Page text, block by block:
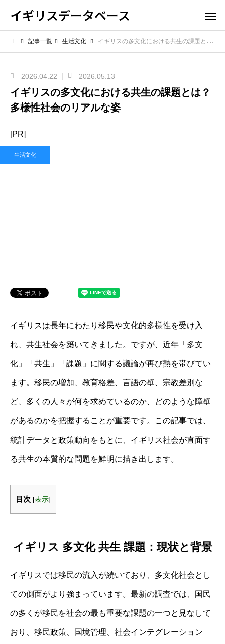
イギリスデータベース
記事一覧 生活文化 イギリスの多文化における共生の課題とは？多様性社会のリアルな姿
2026.04.22 2026.05.13
イギリスの多文化における共生の課題とは？
多様性社会のリアルな姿
[PR]
生活文化
イギリスは長年にわたり移民や文化的多様性を受け入
れ、共生社会を築いてきました。ですが、近年「多文
化」「共生」「課題」に関する議論が再び熱を帯びてい
ます。移民の増加、教育格差、言語の壁、宗教差別な
ど、多くの人々が何を求めているのか、どのような障壁
があるのかを把握することが重要です。この記事では、
統計データと政策動向をもとに、イギリス社会が直面す
る共生の本質的な問題を鮮明に描き出します。
目次 [表示]
イギリス 多文化 共生 課題：現状と背景
イギリスでは移民の流入が続いており、多文化社会とし
ての側面がより強まっています。最新の調査では、国民
の多くが移民を社会の最も重要な課題の一つと見なして
おり、移民政策、国境管理、社会インテグレーション